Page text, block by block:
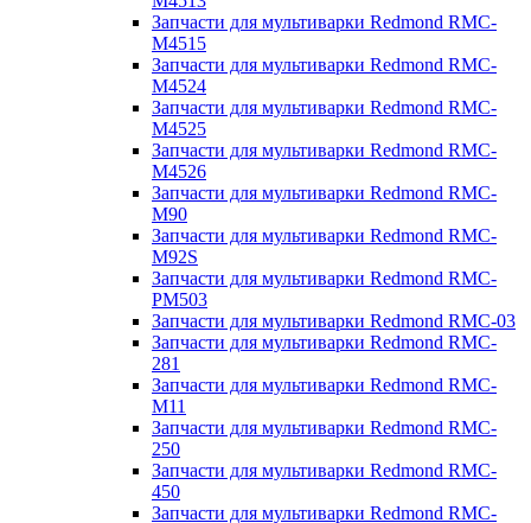
Запчасти для мультиварки Redmond RMC-
M4515
Запчасти для мультиварки Redmond RMC-
M4524
Запчасти для мультиварки Redmond RMC-
M4525
Запчасти для мультиварки Redmond RMC-
M4526
Запчасти для мультиварки Redmond RMC-
M90
Запчасти для мультиварки Redmond RMC-
M92S
Запчасти для мультиварки Redmond RMC-
PM503
Запчасти для мультиварки Redmond RMC-03
Запчасти для мультиварки Redmond RMC-
281
Запчасти для мультиварки Redmond RMC-
M11
Запчасти для мультиварки Redmond RMC-
250
Запчасти для мультиварки Redmond RMC-
450
Запчасти для мультиварки Redmond RMC-